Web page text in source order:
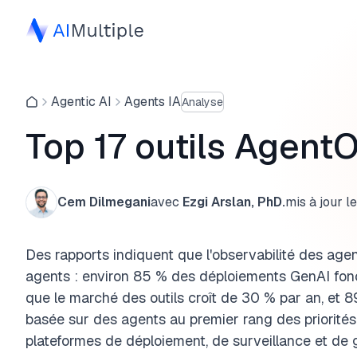
Agentic AI Agents IAAnalyse
Top 17 outils
Cem Dilmeganiavec Ezgi Arslan, PhD.mis à jour le
Des rapports indiquent que l'observabilité des
agents : environ 85 % des déploiements GenAI
que le marché des outils croît de 30 % par an, et
basée sur des agents au premier rang des
plateformes de déploiement, de surveillance et